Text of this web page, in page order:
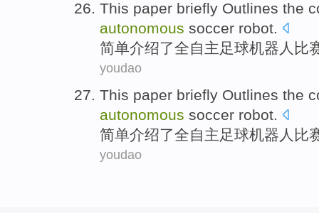
This paper briefly Outlines the
autonomous soccer robot.
简单介绍了全自主足球机器人 比
youdao
This paper briefly Outlines the
autonomous soccer robot.
简单介绍了全自主足球机器人 比
youdao